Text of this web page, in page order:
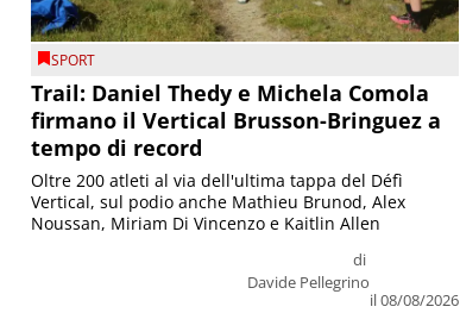
SPORT
Trail: Daniel Thedy e Michela Comola
firmano il Vertical Brusson-Bringuez a
tempo di record
di
Davide Pellegrino
il 08/08/2026
Oltre 200 atleti al via dell'ultima tappa del Défì
Vertical, sul podio anche Mathieu Brunod, Alex
Noussan, Miriam Di Vincenzo e Kaitlin Allen